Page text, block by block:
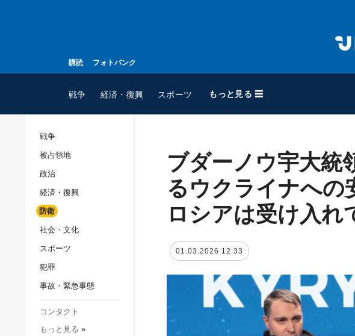
購読 フォトバンク
戦争 経済・復興 スポーツ もっと見る ☰
スポーツ
ウクルインフォルム
ウクルインフォルム
て
コンタクト
戦争
被占領地
政治
経済・復興
防衛
社会・文化
スポーツ
犯罪
事故・緊急事態
コンタクト
もっと見る »
ブダーノウ宇大統
るウクライナへの
ロシアは受け入れ
01.03.2026 12:33